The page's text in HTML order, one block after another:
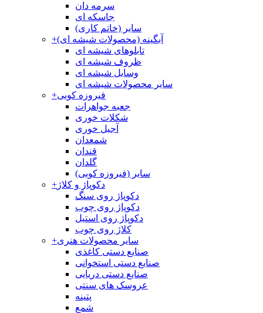
سرمه دان
جاسکه ای
سایر (خاتم کاری)
+آبگینه (محصولات شیشه ای)
تابلوهای شیشه ای
ظروف شیشه ای
وسایل شیشه ای
سایر محصولات شیشه ای
+فیروزه کوبی
جعبه جواهرات
شکلات خوری
آجیل خوری
شمعدان
قندان
گلدان
سایر (فیروزه کوبی)
+دکوپاژ و کلاژ
دکوپاژ روی سنگ
دکوپاژ روی چوب
دکوپاژ روی استیل
کلاژ روی چوب
+سایر محصولات هنری
صنایع دستی کاغذی
صنایع دستی استخوانی
صنایع دستی دریایی
عروسک های سنتی
پتینه
شمع